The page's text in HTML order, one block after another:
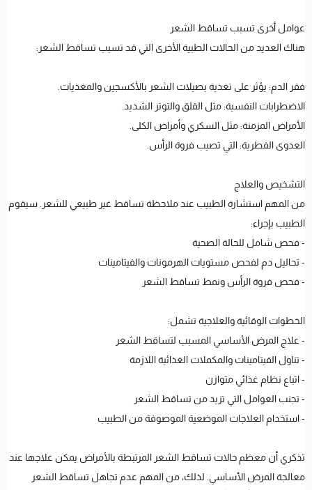
عوامل أخرى تسبب تساقط الشعر
هناك العديد من الحالات الطبية الأخرى التي قد تسبب تساقط الشعر:
فقر الدم: يؤثر على تغذية بصيلات الشعر بالأكسجين والمغذيات.
الاضطرابات النفسية: مثل القلق والتوتر الشديد.
الأمراض المزمنة: مثل السكري وأمراض الكلى.
العدوى الفطرية: التي تصيب فروة الرأس.
التشخيص والعلاج
من المهم استشارة الطبيب عند ملاحظة تساقط غير طبيعي للشعر. سيقوم
الطبيب بإجراء:
- فحص شامل للحالة الصحية
- تحاليل دم لفحص مستويات الهرمونات والفيتامينات
- فحص فروة الرأس ونمط تساقط الشعر
الخطوات الوقائية والعلاجية تشمل:
- علاج المرض الأساسي المسبب لتساقط الشعر
- تناول الفيتامينات والمكملات الغذائية اللازمة
- اتباع نظام غذائي متوازن
- تجنب العوامل التي تزيد من تساقط الشعر
- استخدام العلاجات الموضعية الموصوفة من الطبيب
تذكري أن معظم حالات تساقط الشعر المرتبطة بالأمراض يمكن علاجها عند
معالجة المرض الأساسي. لذلك، من المهم عدم تجاهل تساقط الشعر